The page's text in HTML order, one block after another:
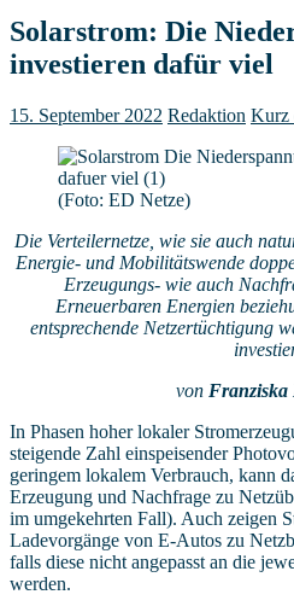
Solarstrom: Die
investieren dafür viel
15. September 2022 Redaktion Kurz
(Foto: ED Netze)
Die Verteilernetze, wie sie auch
Energie- und Mobilitätswende
Erzeugungs- wie auch
Erneuerbaren Energien
entsprechende Netzertüchtigung
von Franziska
In Phasen hoher lokaler
steigende Zahl einspeisender
geringem lokalem Verbrauch, kann
Erzeugung und Nachfrage zu
im umgekehrten Fall). Auch zeigen
Ladevorgänge von E-Autos zu
falls diese nicht angepasst an die
werden.